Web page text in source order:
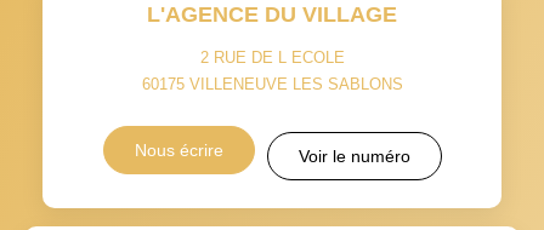
L'AGENCE DU VILLAGE
2 RUE DE L ECOLE
60175 VILLENEUVE LES SABLONS
Nous écrire Voir le numéro